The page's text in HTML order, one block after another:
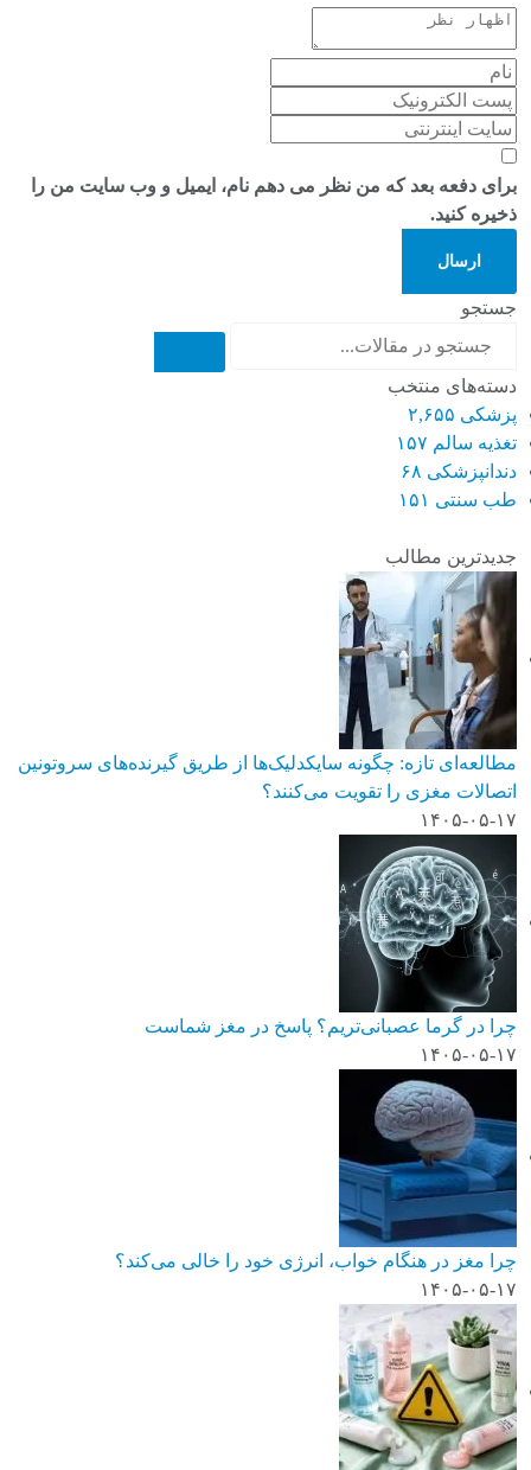
برای دفعه بعد که من نظر می دهم نام، ایمیل و وب سایت من را
ذخیره کنید.
ارسال
جستجو
دسته‌های منتخب
پزشکی ۲,۶۵۵
تغذیه سالم ۱۵۷
دندانپزشکی ۶۸
طب سنتی ۱۵۱
جدیدترین مطالب
مطالعه‌ای تازه: چگونه سایکدلیک‌ها از طریق گیرنده‌های سروتونین
اتصالات مغزی را تقویت می‌کنند؟
۱۴۰۵-۰۵-۱۷
چرا در گرما عصبانی‌تریم؟ پاسخ در مغز شماست
۱۴۰۵-۰۵-۱۷
چرا مغز در هنگام خواب، انرژی خود را خالی می‌کند؟
۱۴۰۵-۰۵-۱۷